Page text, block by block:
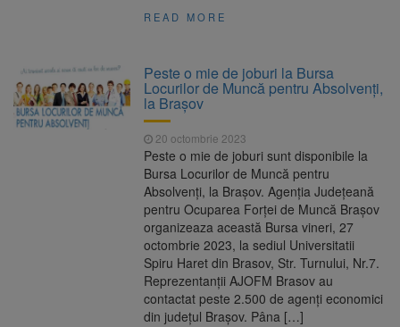
READ MORE
Peste o mie de joburi la Bursa
Locurilor de Muncă pentru Absolvenți,
la Brașov
20 octombrie 2023
Peste o mie de joburi sunt disponibile la
Bursa Locurilor de Muncă pentru
Absolvenți, la Brașov. Agenţia Judeţeană
pentru Ocuparea Forţei de Muncă Braşov
organizeaza această Bursa vineri, 27
octombrie 2023, la sediul Universitatii
Spiru Haret din Brasov, Str. Turnului, Nr.7.
Reprezentanții AJOFM Brasov au
contactat peste 2.500 de agenţi economici
din judeţul Braşov. Pâna […]